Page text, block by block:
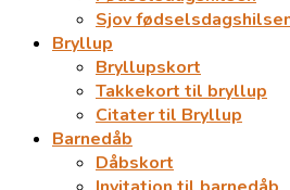
Sjov
Bryllup
Bryllupskort
Takkekort til bryllup
Citater til Bryllup
Barnedåb
Dåbskort